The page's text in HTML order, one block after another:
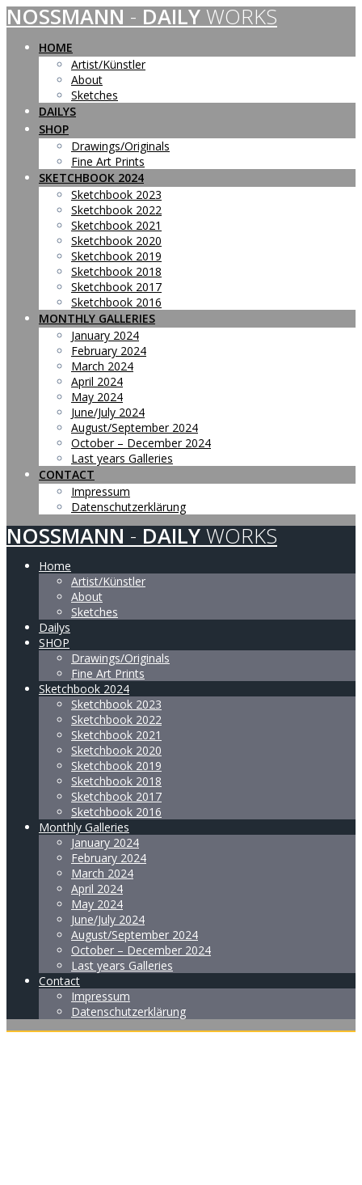
Skip
to
content
NOSSMANN - DAILY WORKS
HOME
Artist/Künstler
About
Sketches
DAILYS
SHOP
Drawings/Originals
Fine Art Prints
SKETCHBOOK 2024
Sketchbook 2023
Sketchbook 2022
Sketchbook 2021
Sketchbook 2020
Sketchbook 2019
Sketchbook 2018
Sketchbook 2017
Sketchbook 2016
MONTHLY GALLERIES
January 2024
February 2024
March 2024
April 2024
May 2024
June/July 2024
August/September 2024
October – December 2024
Last years Galleries
CONTACT
Impressum
Datenschutzerklärung
NOSSMANN - DAILY WORKS
Home
Artist/Künstler
About
Sketches
Dailys
SHOP
Drawings/Originals
Fine Art Prints
Sketchbook 2024
Sketchbook 2023
Sketchbook 2022
Sketchbook 2021
Sketchbook 2020
Sketchbook 2019
Sketchbook 2018
Sketchbook 2017
Sketchbook 2016
Monthly Galleries
January 2024
February 2024
March 2024
April 2024
May 2024
June/July 2024
August/September 2024
October – December 2024
Last years Galleries
Contact
Impressum
Datenschutzerklärung